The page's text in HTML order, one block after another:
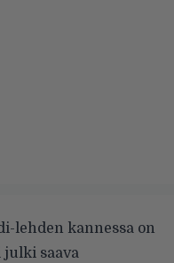
lehden kannessa on
saava